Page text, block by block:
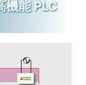
機能 PLC